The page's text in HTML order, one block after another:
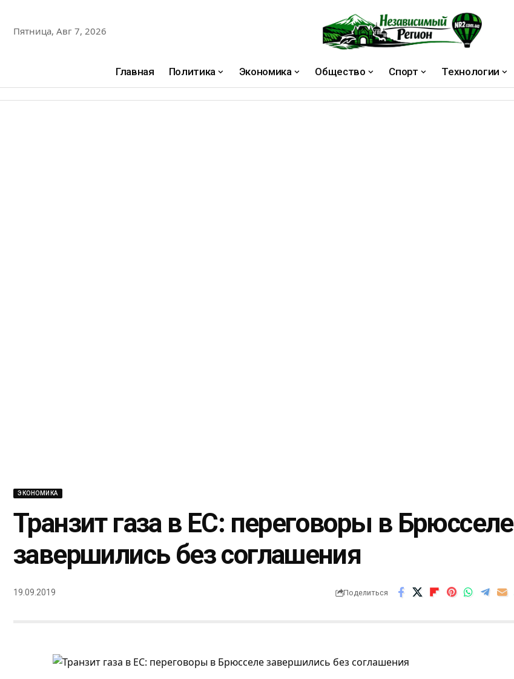
Пятница, Авг 7, 2026
Главная Политика Экономика Общество Спорт Технологии
ЭКОНОМИКА
Транзит газа в ЕС: переговоры в Брюсселе
завершились без соглашения
19.09.2019 Поделиться